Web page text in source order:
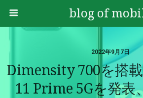
blog of
2022年9月7日
Dimensity 700を搭
11 Prime 5Gを発表